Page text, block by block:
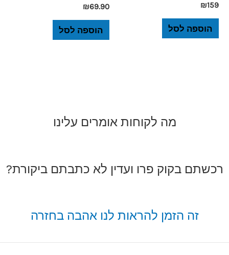
₪159
הוספה לסל
₪69.90
הוספה לסל
מה לקוחות אומרים עלינו
רכשתם בקוק פרו ועדין לא כתבתם ביקורת?
זה הזמן להראות לנו אהבה בחזרה